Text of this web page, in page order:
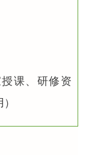
授课、研修资